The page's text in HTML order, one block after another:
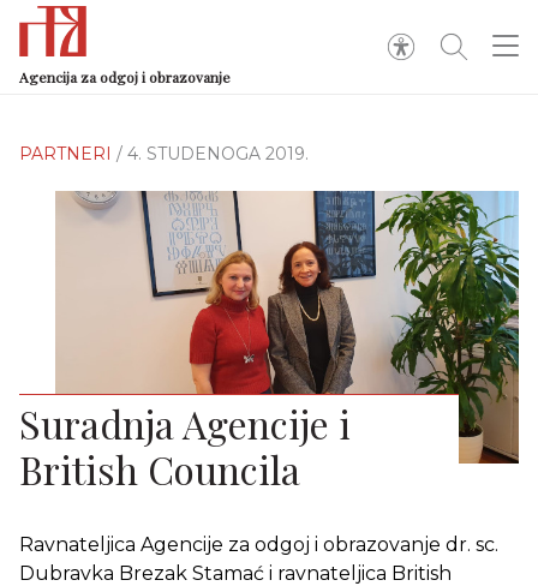
Agencija za odgoj i obrazovanje
PARTNERI / 4. STUDENOGA 2019.
Suradnja Agencije i
British Councila
Ravnateljica Agencije za odgoj i obrazovanje dr. sc.
Dubravka Brezak Stamać i ravnateljica British